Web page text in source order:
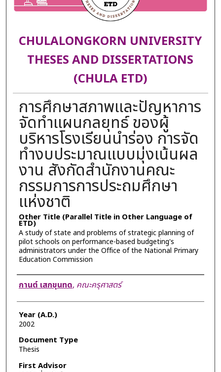
CHULALONGKORN UNIVERSITY
THESES AND DISSERTATIONS
(CHULA ETD)
การศึกษาสภาพและปัญหาการ
จัดทำแผนกลยุทธ์ ของผู้
บริหารโรงเรียนนำร่อง การจัด
ทำงบประมาณแบบมุ่งเน้นผล
งาน สังกัดสำนักงานคณะ
กรรมการการประถมศึกษา
แห่งชาติ
Other Title (Parallel Title in Other Language of
ETD)
A study of state and problems of strategic planning of
pilot schools on performance-based budgeting's
administrators under the Office of the National Primary
Education Commission
Author
กานต์ เสกขุนทด, คณะครุศาสตร์
Year (A.D.)
2002
Document Type
Thesis
First Advisor